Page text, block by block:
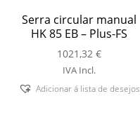
Serra circular manual
HK 85 EB – Plus-FS
1021,32€
IVA Incl.
Adicionar á lista de desejos